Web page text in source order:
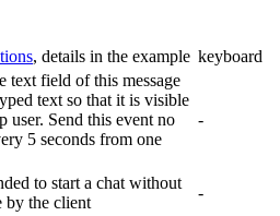
, details in the example keyboard
text field of this message
text so that it is visible
user. Send this event no
5 seconds from one
-
to start a chat without
by the client
-